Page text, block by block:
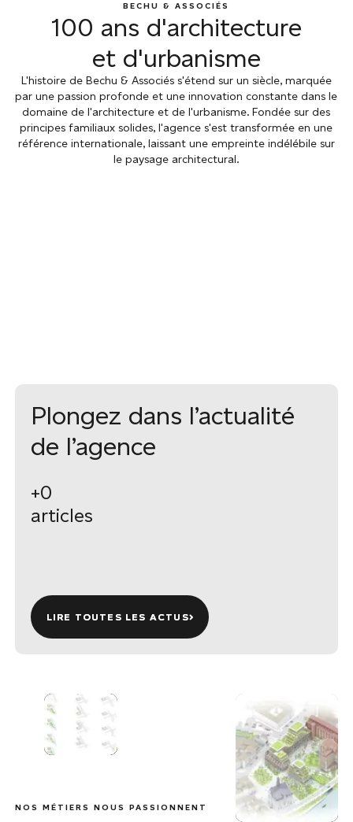
BECHU & ASSOCIÉS
100 ans d'architecture
et d'urbanisme
L'histoire de Bechu & Associés s'étend sur un siècle, marquée
par une passion profonde et une innovation constante dans le
domaine de l'architecture et de l'urbanisme. Fondée sur des
principes familiaux solides, l'agence s'est transformée en une
référence internationale, laissant une empreinte indélébile sur
le paysage architectural.
Plongez dans l’actualité
de l’agence
+0
articles
LIRE TOUTES LES ACTUS
LIRE TOUTES LES ACTUS
NOS MÉTIERS NOUS PASSIONNENT